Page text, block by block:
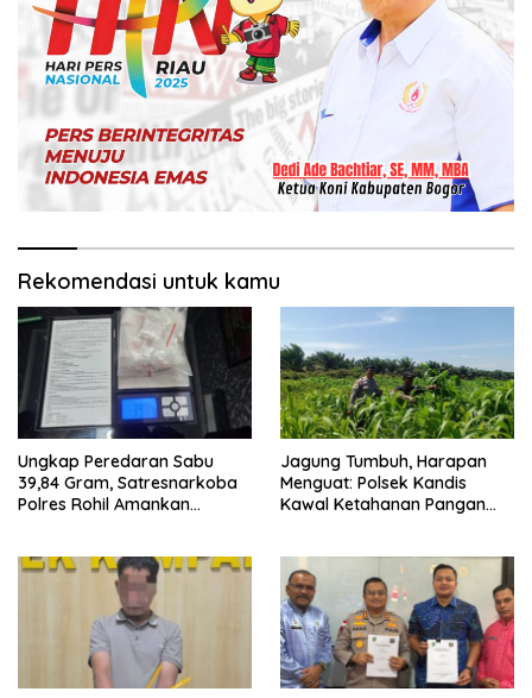
Rekomendasi untuk kamu
Ungkap Peredaran Sabu
39,84 Gram, Satresnarkoba
Polres Rohil Amankan
Jagung Tumbuh, Harapan
Menguat: Polsek Kandis
Kawal Ketahanan Pangan